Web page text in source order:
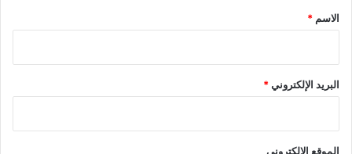
*
الاسم *
البريد الإلكتروني*
الموقع الإلكتروني